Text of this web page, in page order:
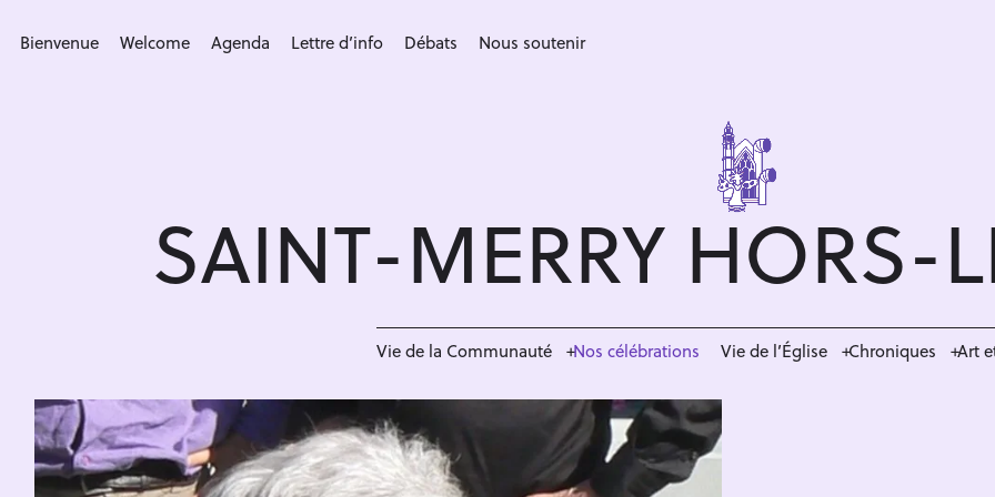
Bienvenue Welcome Agenda Lettre d’info Débats Nous soutenir
SAINT-MERRY HORS-
Vie de la Communauté Nos célébrations Vie de l’Église Chroniques Art